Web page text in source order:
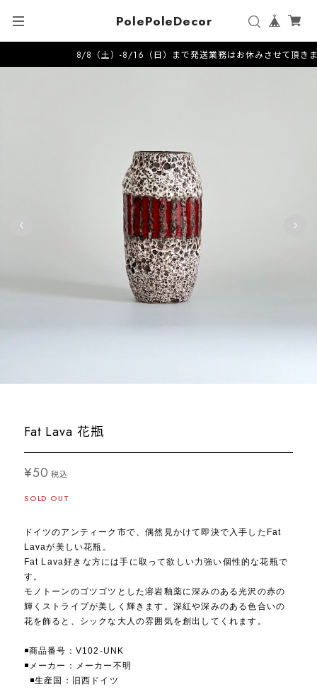
PolePoleDecor
8/8（土）-8/16（日）まで発送業務はお休みさせて頂き
Fat Lava 花瓶
¥50 税込
SOLD OUT
ドイツのアンティーク市で、偶然見かけて即決で入手したFat
Lavaが美しい花瓶。
Fat Lava好きな方には手に取って欲しい力強い個性的な花瓶で
す。
モノトーンのゴツゴツとした溶岩釉薬に深みのある光沢の赤の
輝くストライプが美しく輝きます。深紅や深みのある色合いの
花を飾ると、シックな大人の雰囲気を創出してくれます。
◾️商品番号：V102-UNK
◾️メーカー：メーカー不明
◾️生産国：旧西ドイツ